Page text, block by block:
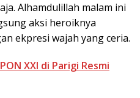
Alhamdulillah malam ini
aksi heroiknya
ekpresi wajah yang ceria.
XXI di Parigi Resmi